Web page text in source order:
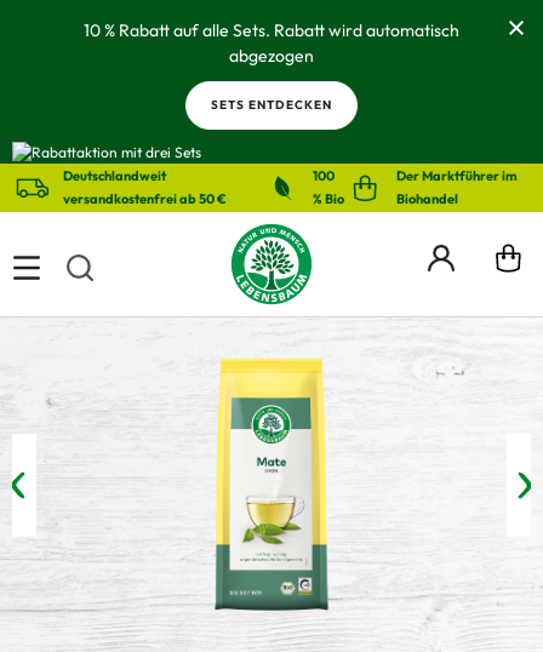
springen10 % Rabatt auf alle Sets. Rabatt wird automatisch
abgezogen
SETS ENTDECKEN
Deutschlandweit
versandkostenfrei ab 50 €
100
% Bio
Der Marktführer im
Biohandel